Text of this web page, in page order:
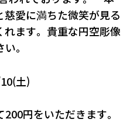
愛に満ちた微笑が見る
ます。貴重な円空彫像
。
土)
円をいただきます。